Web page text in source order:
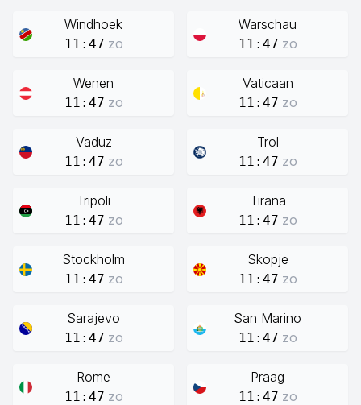
Windhoek
11:47 zo
Warschau
11:47 zo
Wenen
11:47 zo
Vaticaan
11:47 zo
Vaduz
11:47 zo
Trol
11:47 zo
Tripoli
11:47 zo
Tirana
11:47 zo
Stockholm
11:47 zo
Skopje
11:47 zo
Sarajevo
11:47 zo
San Marino
11:47 zo
Rome
11:47 zo
Praag
11:47 zo